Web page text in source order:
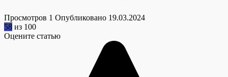
Просмотров 1 Опубликовано 19.03.2024
58 из 100
Оцените статью